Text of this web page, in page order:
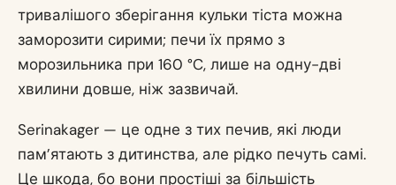
тривалішого зберігання кульки тіста можна
заморозити сирими; печи їх прямо з
морозильника при 160 °C, лише на одну-дві
хвилини довше, ніж зазвичай.
Serinakager — це одне з тих печив, які люди
пам’ятають з дитинства, але рідко печуть самі.
Це шкода, бо вони простіші за більшість